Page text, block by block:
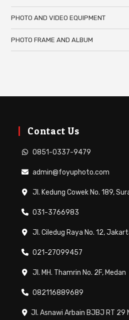
PHOTO AND VIDEO EQUIPMENT
PHOTO FRAME AND ALBUM
Contact Us
0851-0337-9479
admin@foyuphoto.com
Jl. Kedung Cowek No. 189,
031-3766983
Jl. Ciledug Raya No. 12,
021-27099457
Jl. MH. Thamrin No. 2F, Medan
082116889689
Jl. Asnawi Arbain BJBJ RT 29